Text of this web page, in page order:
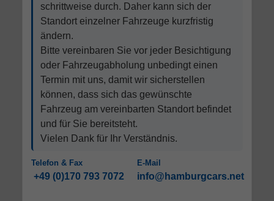
schrittweise durch. Daher kann sich der
Standort einzelner Fahrzeuge kurzfristig
ändern.
Bitte vereinbaren Sie vor jeder Besichtigung
oder Fahrzeugabholung unbedingt einen
Termin mit uns, damit wir sicherstellen
können, dass sich das gewünschte
Fahrzeug am vereinbarten Standort befindet
und für Sie bereitsteht.
Vielen Dank für Ihr Verständnis.
Telefon & Fax
+49 (0)170 793 7072
E-Mail
info@hamburgcars.net